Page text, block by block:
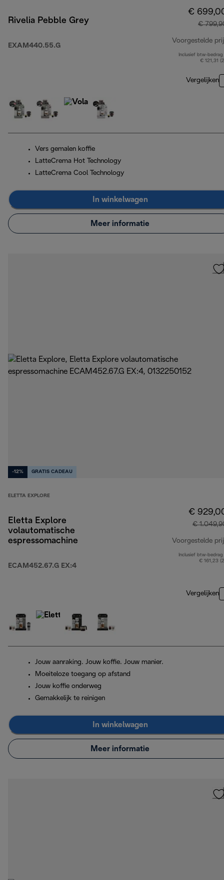
Rivelia Pebble Grey
EXAM440.55.G
€
€
Voorgestelde
Inclusief btw-bedrag
€ 121,31
Vergelijken
Vers gemalen koffie
LatteCrema Hot Technology
LatteCrema Cool Technology
In winkelwagen
Meer informatie
-12% GRATIS CADEAU
ELETTA EXPLORE
Eletta Explore
volautomatische
espressomachine
ECAM452.67.G EX:4
€
€
Voorgestelde
Inclusief btw-bedrag
€ 161,23
Vergelijken
Jouw aanraking. Jouw koffie. Jouw manier.
Moeiteloze toegang op afstand
Jouw koffie onderweg
Gemakkelijk te reinigen
In winkelwagen
Meer informatie